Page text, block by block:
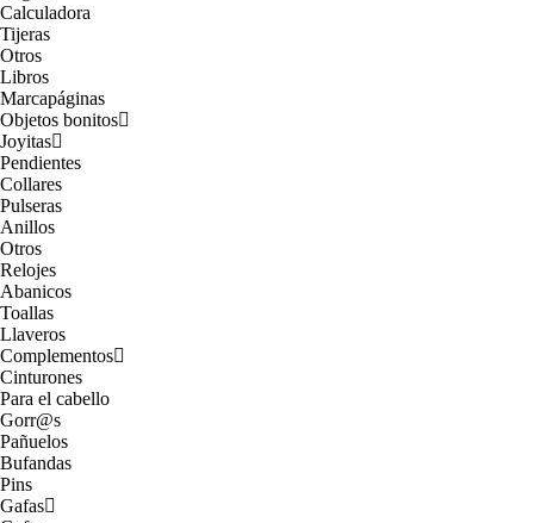
Calculadora
Tijeras
Otros
Libros
Marcapáginas
Objetos bonitos
Joyitas
Pendientes
Collares
Pulseras
Anillos
Otros
Relojes
Abanicos
Toallas
Llaveros
Complementos
Cinturones
Para el cabello
Gorr@s
Pañuelos
Bufandas
Pins
Gafas